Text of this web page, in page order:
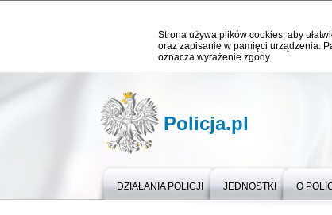
Strona używa plików cookies, aby
oraz zapisanie w pamięci urządzenia.
oznacza wyrażenie zgody.
Policja.pl
DZIAŁANIA POLICJI JEDNOSTKI O